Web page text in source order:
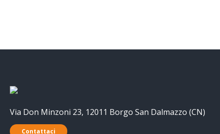
Via Don Minzoni 23, 12011 Borgo San Dalmazzo (CN)
Contattaci